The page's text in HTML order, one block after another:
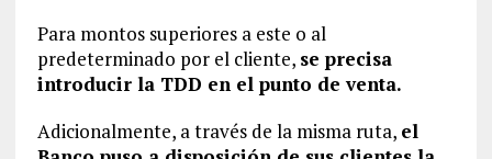
Para montos superiores a este o al
predeterminado por el cliente, se precisa
introducir la TDD en el punto de venta.
Adicionalmente, a través de la misma ruta, el